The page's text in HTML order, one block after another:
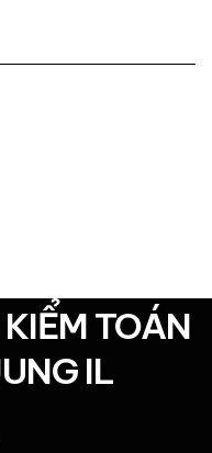
TOÁN
IL